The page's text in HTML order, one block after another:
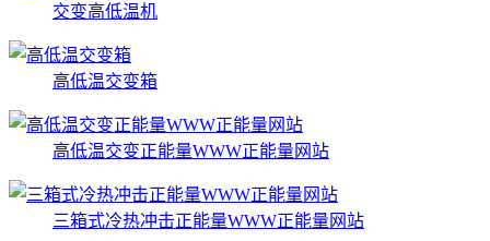
交变高低温机
高低温交变箱
高低温交变正能量WWW正能量网站
三箱式冷热冲击正能量WWW正能量网站